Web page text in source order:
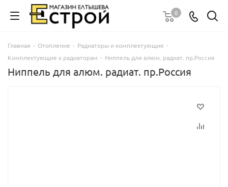
0
Главная - Отопление - Радиаторы и комплектующие -
Комплектующие к радиаторам - Ниппель для алюм. радиат. пр.Россия
Ниппель для алюм. радиат. пр.Россия